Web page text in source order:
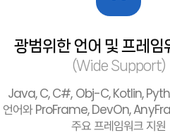
광범위한 언어 및 프레임
(Wide Support)
Java, C, C#, Obj-C, Kotlin,
언어와 ProFrame, DevOn,
주요 프레임워크 지원